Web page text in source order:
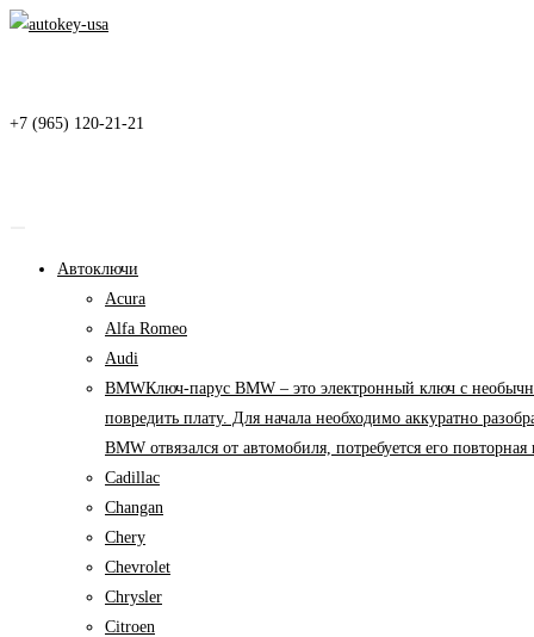
Перейти
+7 (965) 120-21-21
Автоключи
Acura
Alfa Romeo
Audi
BMWКлюч-парус BMW – это электронный ключ с
повредить плату. Для начала необходимо аккуратно
BMW отвязался от автомобиля, потребуется его
Cadillac
Changan
Chery
Chevrolet
Chrysler
Citroen